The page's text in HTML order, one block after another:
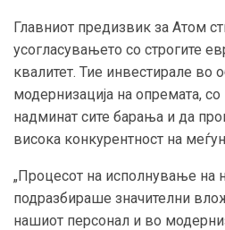
Главниот предизвик за Атом
усогласувањето со строгите
квалитет. Тие инвестирале во
модернизација на опремата,
надминат сите барања и да
висока конкурентност на
„Процесот на исполнување на
подразбираше значителни
нашиот персонал и во